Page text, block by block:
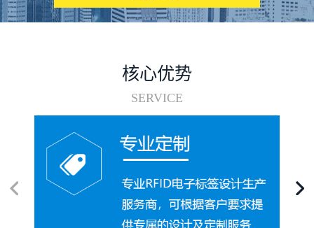
核心优势
SERVICE